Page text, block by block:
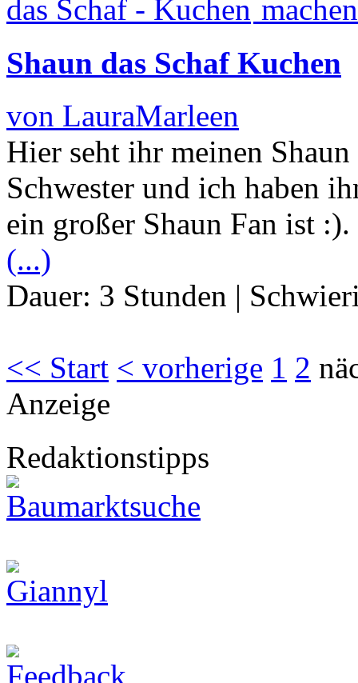
Shaun das Schaf Kuchen
von LauraMarleen
Hier seht ihr meinen
Schwester und ich haben
ein großer Shaun Fan ist
(...)
Dauer: 3 Stunden |
<< Start < vorherige 1 2
Anzeige
Redaktionstipps